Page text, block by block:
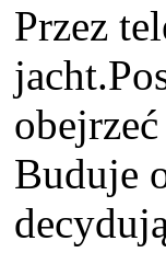
Przez
Buduje